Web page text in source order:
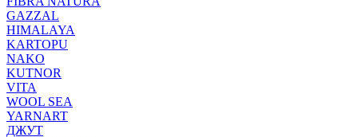
GAZZAL
HIMALAYA
KARTOPU
NAKO
KUTNOR
VITA
WOOL SEA
YARNART
ДЖУТ